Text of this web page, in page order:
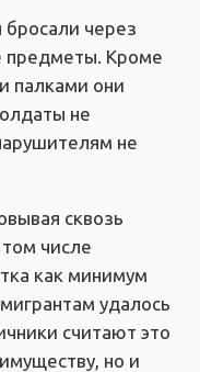
через
предметы. Кроме
палками они
не
не
сквозь
числе
как минимум
удалось
считают это
но и